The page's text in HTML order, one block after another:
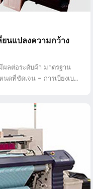
ยนแปลงความกว้าง
ลต่อระดับผ้า มาตรฐาน
ดที่ชัดเจน - การเบี่ยงเบน